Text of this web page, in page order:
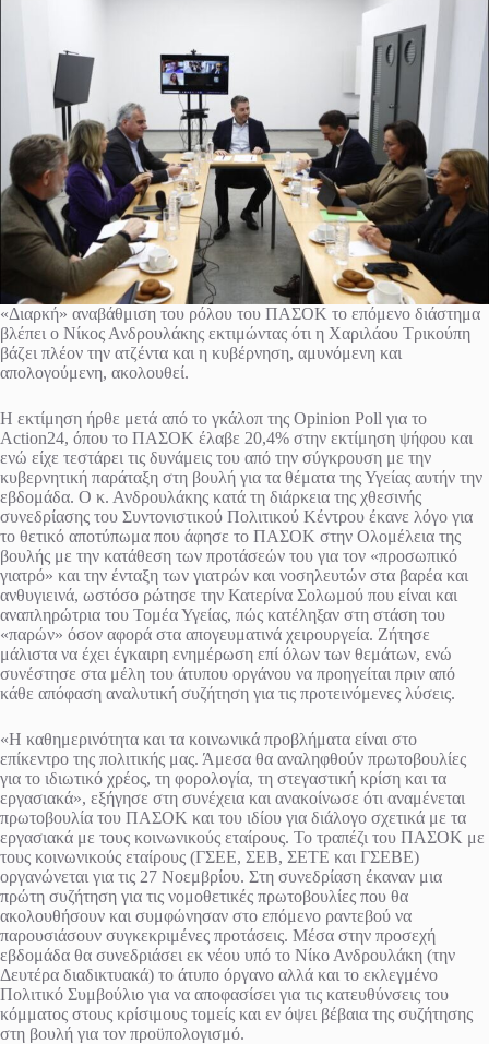
«Διαρκή» αναβάθμιση του ρόλου του ΠΑΣΟΚ το επόμενο διάστημα
βλέπει ο Νίκος Ανδρουλάκης εκτιμώντας ότι η Χαριλάου Τρικούπη
βάζει πλέον την ατζέντα και η κυβέρνηση, αμυνόμενη και
απολογούμενη, ακολουθεί.
Η εκτίμηση ήρθε μετά από το γκάλοπ της Opinion Poll για το
Action24, όπου το ΠΑΣΟΚ έλαβε 20,4% στην εκτίμηση ψήφου και
ενώ είχε τεστάρει τις δυνάμεις του από την σύγκρουση με την
κυβερνητική παράταξη στη βουλή για τα θέματα της Υγείας αυτήν την
εβδομάδα. Ο κ. Ανδρουλάκης κατά τη διάρκεια της χθεσινής
συνεδρίασης του Συντονιστικού Πολιτικού Κέντρου έκανε λόγο για
το θετικό αποτύπωμα που άφησε το ΠΑΣΟΚ στην Ολομέλεια της
βουλής με την κατάθεση των προτάσεών του για τον «προσωπικό
γιατρό» και την ένταξη των γιατρών και νοσηλευτών στα βαρέα και
ανθυγιεινά, ωστόσο ρώτησε την Κατερίνα Σολωμού που είναι και
αναπληρώτρια του Τομέα Υγείας, πώς κατέληξαν στη στάση του
«παρών» όσον αφορά στα απογευματινά χειρουργεία. Ζήτησε
μάλιστα να έχει έγκαιρη ενημέρωση επί όλων των θεμάτων, ενώ
συνέστησε στα μέλη του άτυπου οργάνου να προηγείται πριν από
κάθε απόφαση αναλυτική συζήτηση για τις προτεινόμενες λύσεις.
«Η καθημερινότητα και τα κοινωνικά προβλήματα είναι στο
επίκεντρο της πολιτικής μας. Άμεσα θα αναληφθούν πρωτοβουλίες
για το ιδιωτικό χρέος, τη φορολογία, τη στεγαστική κρίση και τα
εργασιακά», εξήγησε στη συνέχεια και ανακοίνωσε ότι αναμένεται
πρωτοβουλία του ΠΑΣΟΚ και του ιδίου για διάλογο σχετικά με τα
εργασιακά με τους κοινωνικούς εταίρους. Το τραπέζι του ΠΑΣΟΚ με
τους κοινωνικούς εταίρους (ΓΣΕΕ, ΣΕΒ, ΣΕΤΕ και ΓΣΕΒΕ)
οργανώνεται για τις 27 Νοεμβρίου. Στη συνεδρίαση έκαναν μια
πρώτη συζήτηση για τις νομοθετικές πρωτοβουλίες που θα
ακολουθήσουν και συμφώνησαν στο επόμενο ραντεβού να
παρουσιάσουν συγκεκριμένες προτάσεις. Μέσα στην προσεχή
εβδομάδα θα συνεδριάσει εκ νέου υπό το Νίκο Ανδρουλάκη (την
Δευτέρα διαδικτυακά) το άτυπο όργανο αλλά και το εκλεγμένο
Πολιτικό Συμβούλιο για να αποφασίσει για τις κατευθύνσεις του
κόμματος στους κρίσιμους τομείς και εν όψει βέβαια της συζήτησης
στη βουλή για τον προϋπολογισμό.